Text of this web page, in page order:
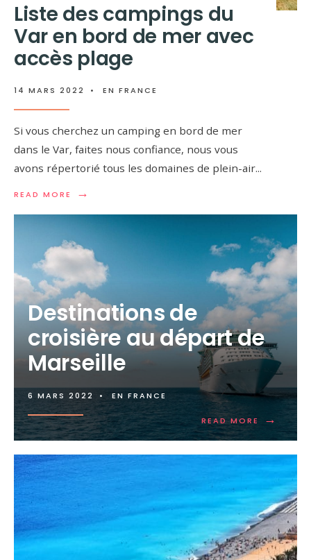
Liste des campings du
Var en bord de mer avec
accès plage
14 MARS 2022 • EN FRANCE
Si vous cherchez un camping en bord de mer
dans le Var, faites nous confiance, nous vous
avons répertorié tous les domaines de plein-air...
READ MORE →
Destinations de
croisière au départ de
Marseille
6 MARS 2022 • EN FRANCE
READ MORE →